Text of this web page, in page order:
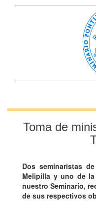
Toma de
Dos seminaristas
Melipilla y uno de
nuestro Seminario,
de sus respectivos